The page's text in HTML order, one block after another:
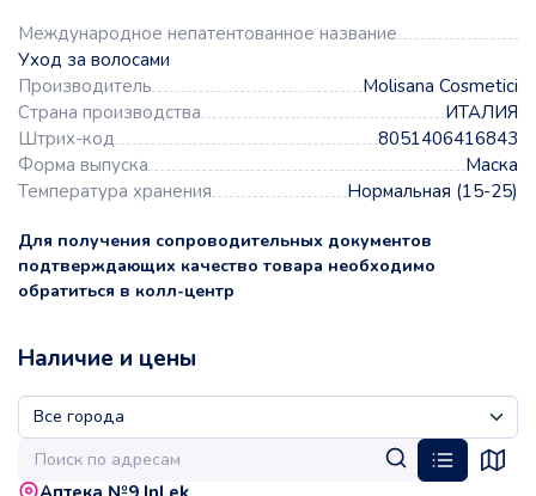
Международное непатентованное название
Уход за волосами
Производитель
Molisana Cosmetici
Страна производства
ИТАЛИЯ
Штрих-код
8051406416843
Форма выпуска
Маска
Температура хранения
Нормальная (15-25)
Для получения сопроводительных документов
подтверждающих качество товара необходимо
обратиться в колл-центр
Наличие и цены